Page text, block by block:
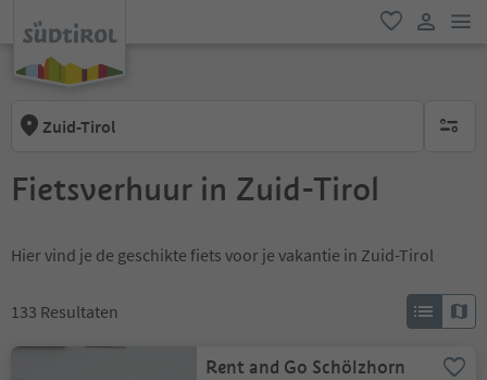
favoriet
Zuid-Tirol geen
Fietsverhuur in Zuid-Tirol
Hier vind je de geschikte fiets voor je vakantie in Zuid-Tirol
133 Resultaten
Rent and Go Schölzhorn